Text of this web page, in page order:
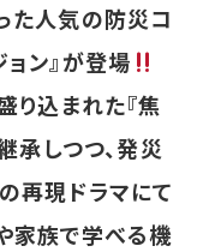
た人気の防災コ
ン』が登場
り込まれた『焦
承しつつ、発災
再現ドラマにて
家族で学べる機